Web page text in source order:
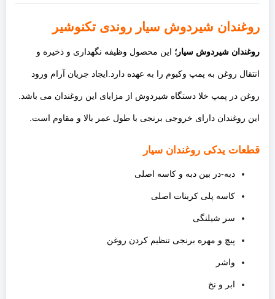
روغندان شیردوش سیار روندی تکنوشیر
روغندان شیردوش سیار؛ این محصول وظیفه نگهداری و ذخیره و
انتقال روغن به پمپ وکیوم را به عهده دارد.ایجاد جریان آرام ورود
روغن در پمپ خلا دستگاه شیردوش از مزایای این روغندان می باشد.
این روغندان دارای خروجی برنجی با طول عمر بالا و مقاوم است.
قطعات یدکی روغندان سیار
دبه-در بین دبه و کاسه اصلی
کاسه پلی کربنات اصلی
سر شیلنگی
پیچ و مهره برنجی تنظیم کردن روغن
واشر
ابر و نخ